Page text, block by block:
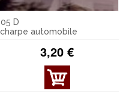
D
automobile
3,20 €